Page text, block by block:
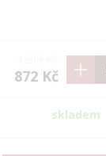
872 Kč
skladem